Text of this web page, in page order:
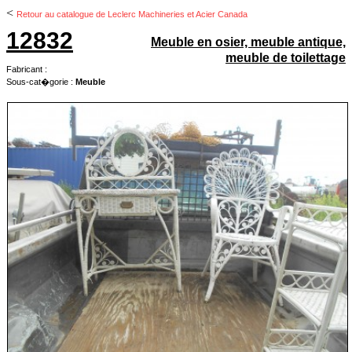
< Retour au catalogue de Leclerc Machineries et Acier Canada
12832
Fabricant :
Sous-cat�gorie : Meuble
Meuble en osier, meuble antique,
meuble de toilettage